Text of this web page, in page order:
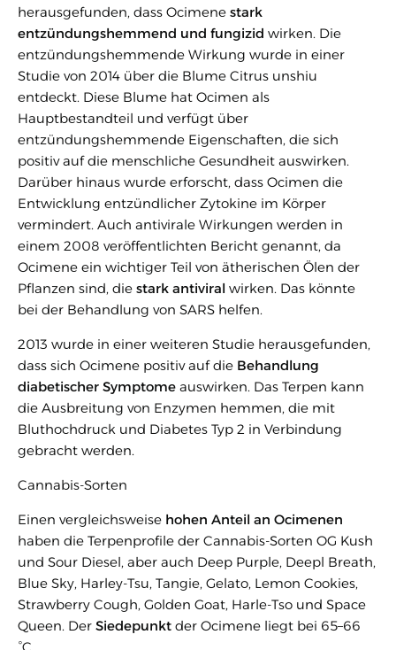
herausgefunden, dass Ocimene stark
entzündungshemmend und fungizid wirken. Die
entzündungshemmende Wirkung wurde in einer
Studie von 2014 über die Blume Citrus unshiu
entdeckt. Diese Blume hat Ocimen als
Hauptbestandteil und verfügt über
entzündungshemmende Eigenschaften, die sich
positiv auf die menschliche Gesundheit auswirken.
Darüber hinaus wurde erforscht, dass Ocimen die
Entwicklung entzündlicher Zytokine im Körper
vermindert. Auch antivirale Wirkungen werden in
einem 2008 veröffentlichten Bericht genannt, da
Ocimene ein wichtiger Teil von ätherischen Ölen der
Pflanzen sind, die stark antiviral wirken. Das könnte
bei der Behandlung von SARS helfen.
2013 wurde in einer weiteren Studie herausgefunden,
dass sich Ocimene positiv auf die Behandlung
diabetischer Symptome auswirken. Das Terpen kann
die Ausbreitung von Enzymen hemmen, die mit
Bluthochdruck und Diabetes Typ 2 in Verbindung
gebracht werden.
Cannabis-Sorten
Einen vergleichsweise hohen Anteil an Ocimenen
haben die Terpenprofile der Cannabis-Sorten OG Kush
und Sour Diesel, aber auch Deep Purple, Deepl Breath,
Blue Sky, Harley-Tsu, Tangie, Gelato, Lemon Cookies,
Strawberry Cough, Golden Goat, Harle-Tso und Space
Queen. Der Siedepunkt der Ocimene liegt bei 65–66